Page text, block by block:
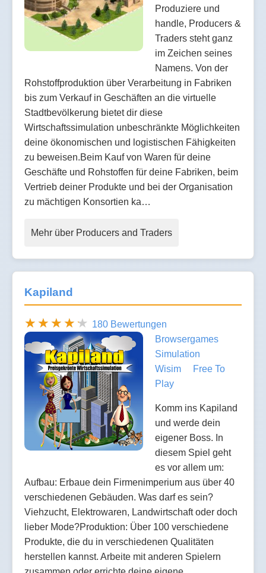
Produziere und
handle, Producers &
Traders steht ganz
im Zeichen seines
Namens. Von der
Rohstoffproduktion über Verarbeitung in Fabriken
bis zum Verkauf in Geschäften an die virtuelle
Stadtbevölkerung bietet dir diese
Wirtschaftssimulation unbeschränkte Möglichkeiten
deine ökonomischen und logistischen Fähigkeiten
zu beweisen.Beim Kauf von Waren für deine
Geschäfte und Rohstoffen für deine Fabriken, beim
Vertrieb deiner Produkte und bei der Organisation
zu mächtigen Konsortien ka…
Mehr über Producers and Traders
Kapiland
180 Bewertungen
Browsergames
Simulation
Wisim
Free To
Play
Komm ins Kapiland
und werde dein
eigener Boss. In
diesem Spiel geht
es vor allem um:
Aufbau: Erbaue dein Firmenimperium aus über 40
verschiedenen Gebäuden. Was darf es sein?
Viehzucht, Elektrowaren, Landwirtschaft oder doch
lieber Mode?Produktion: Über 100 verschiedene
Produkte, die du in verschiedenen Qualitäten
herstellen kannst. Arbeite mit anderen Spielern